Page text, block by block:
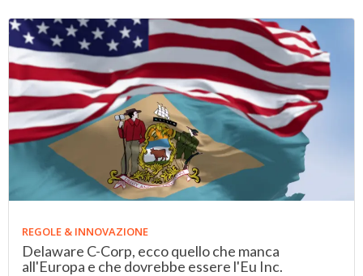
REGOLE & INNOVAZIONE
Delaware C-Corp, ecco quello che manca
all'Europa e che dovrebbe essere l'Eu Inc.